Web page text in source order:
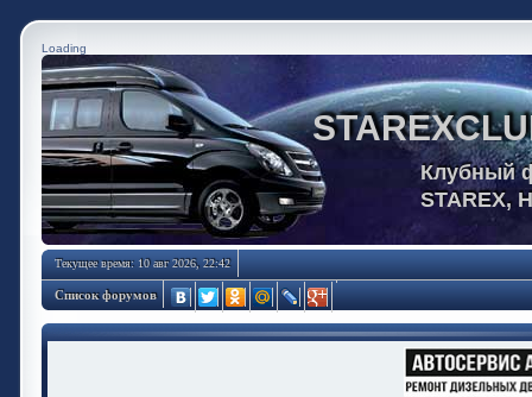
Loading
Клубный
STAREX,
Текущее время: 10 авг 2026, 22:42
Список форумов